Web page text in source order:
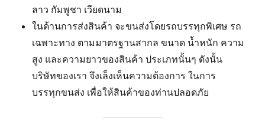
ลาว กัมพูชา เวียดนาม
ในด้านการส่งสินค้า จะขนส่งโดยรถบรรทุกพิเศษ รถ
เฉพาะทาง ตามมาตรฐานสากล ขนาด น้ำหนัก ความ
สูง และความยาวของสินค้า ประเภทนั้นๆ ดังนั้น
บริษัทของเรา จึงเล็งเห็นความต้องการ ในการ
บรรทุกขนส่ง เพื่อให้สินค้าของท่านปลอดภัย